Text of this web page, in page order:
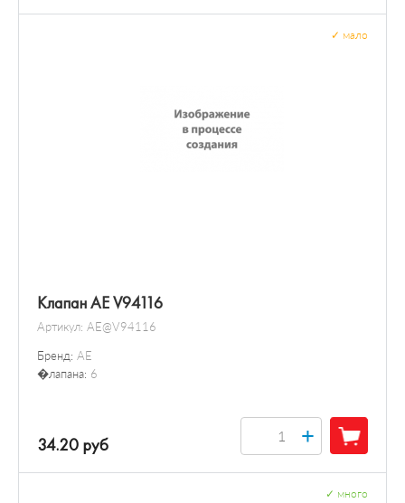
Клапан AE V94116
Артикул: AE@V94116
Бренд: AE
�лапана: 6
мало
34.20 руб +
много